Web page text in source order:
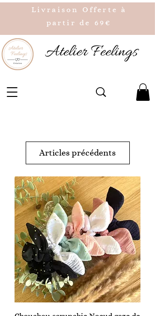
Livraison Offerte à
partir de 69€
Atelier Feelings
Articles précédents